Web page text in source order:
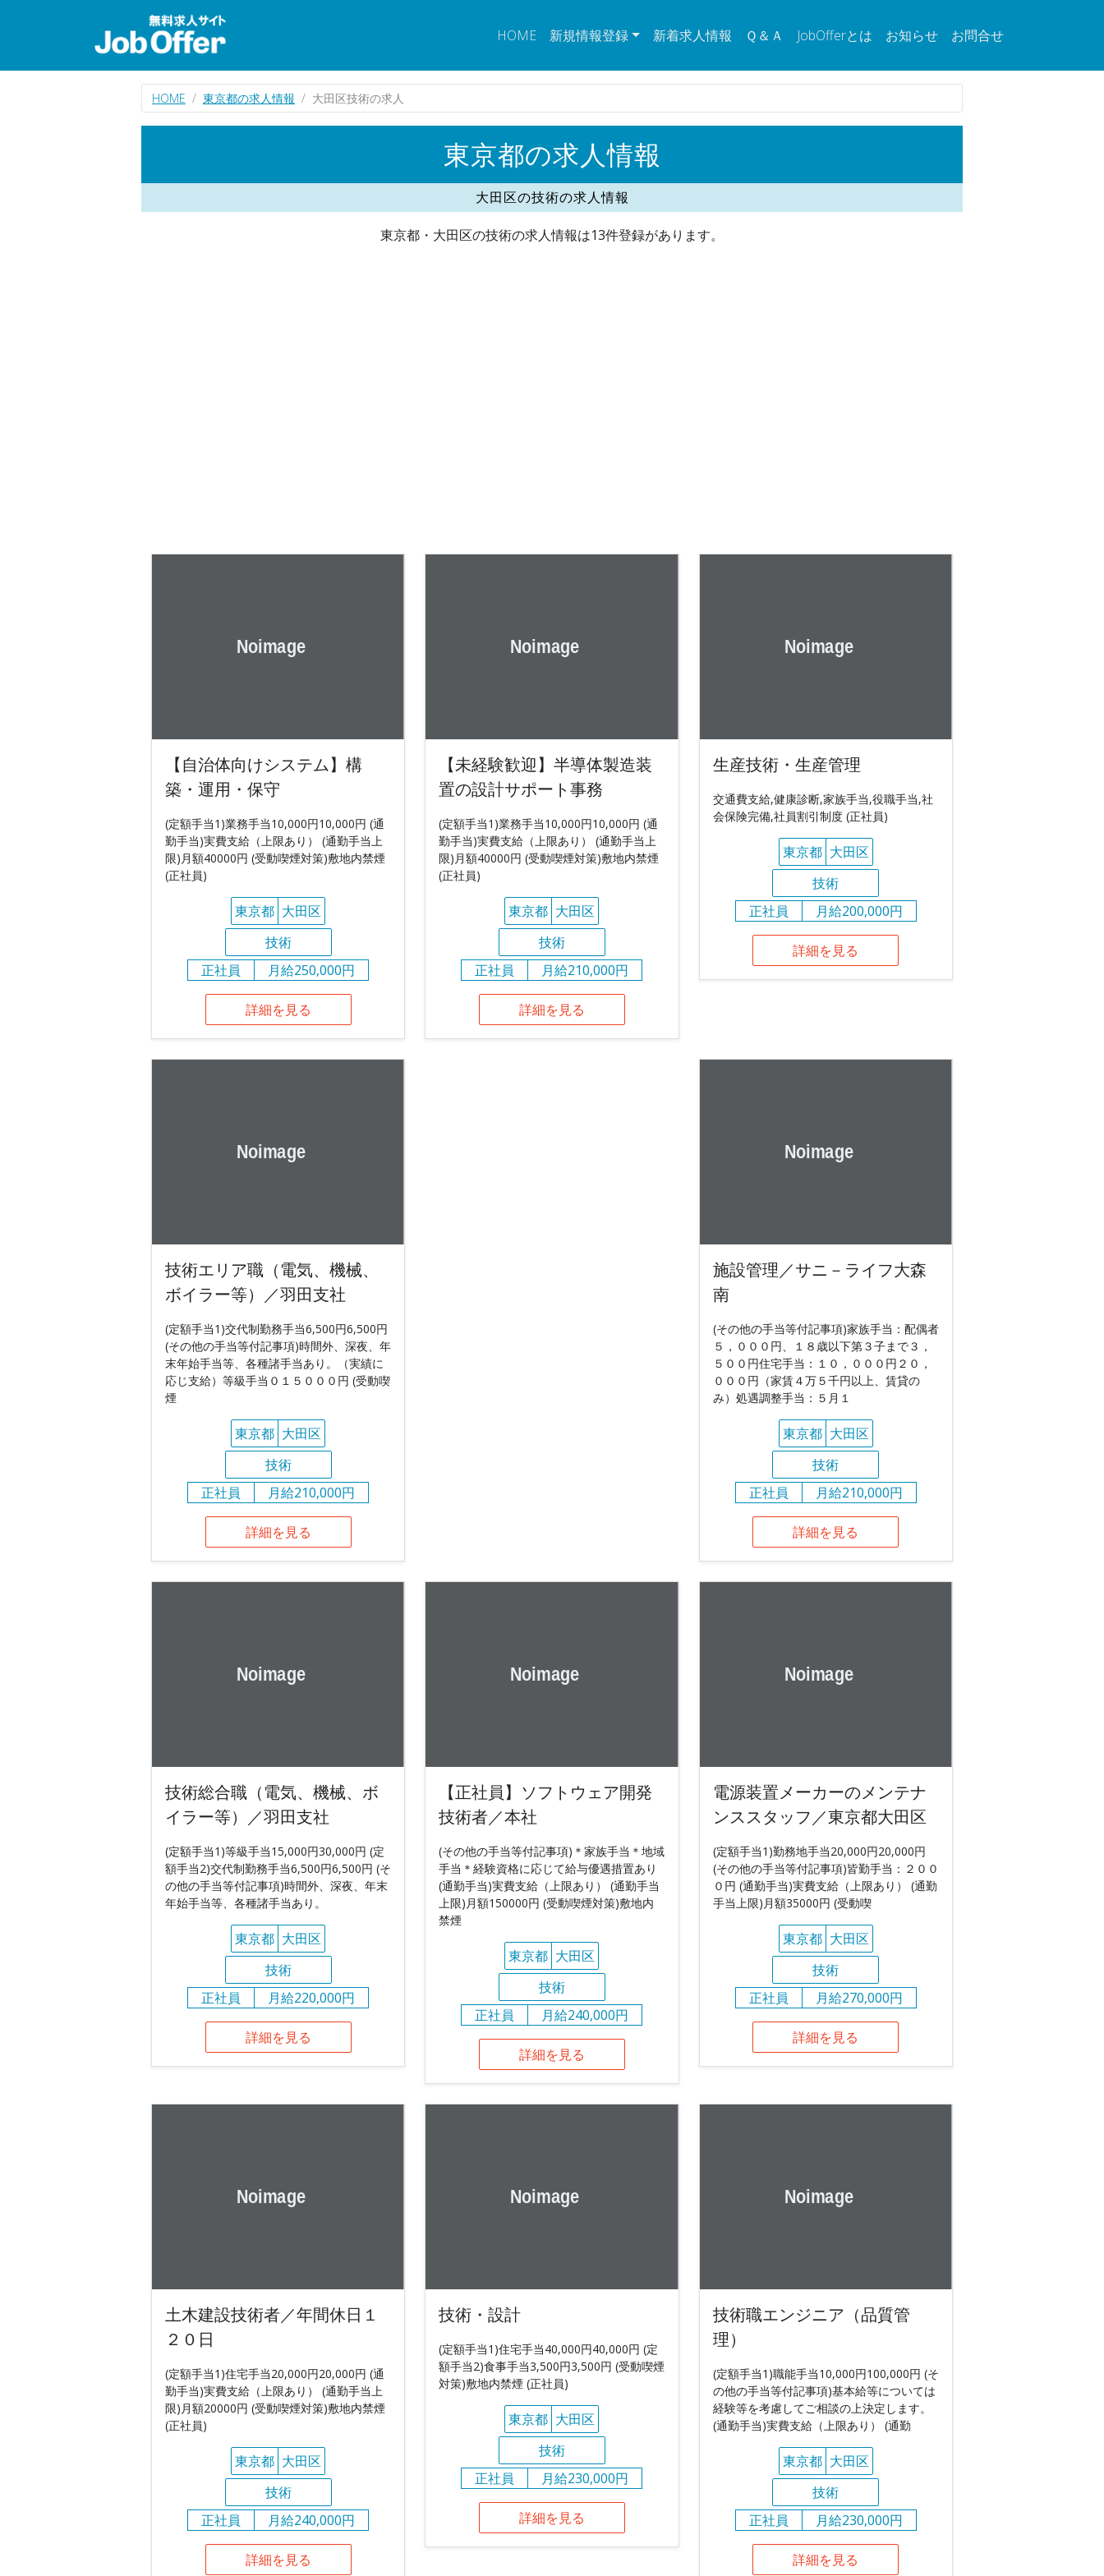
HOME 新規情報登録 新着求人情報 Ｑ＆Ａ JobOfferとは お知らせ お問合せ
HOME 東京都の求人情報 大田区技術の求人
東京都の求人情報
大田区の技術の求人情報
東京都・大田区の技術の求人情報は13件登録があります。
【自治体向けシステム】構
築・運用・保守
(定額手当1)業務手当10,000円10,000円 (通
勤手当)実費支給（上限あり） (通勤手当上
限)月額40000円 (受動喫煙対策)敷地内禁煙
(正社員)
東京都 大田区
技術
正社員
月給250,000円
詳細を見る
【未経験歓迎】半導体製造装
置の設計サポート事務
(定額手当1)業務手当10,000円10,000円 (通
勤手当)実費支給（上限あり） (通勤手当上
限)月額40000円 (受動喫煙対策)敷地内禁煙
(正社員)
東京都 大田区
技術
正社員
月給210,000円
詳細を見る
生産技術・生産管理
交通費支給,健康診断,家族手当,役職手当,社
会保険完備,社員割引制度 (正社員)
東京都 大田区
技術
正社員
月給200,000円
詳細を見る
技術エリア職（電気、機械、
ボイラー等）／羽田支社
(定額手当1)交代制勤務手当6,500円6,500円
(その他の手当等付記事項)時間外、深夜、年
末年始手当等、各種諸手当あり。（実績に
応じ支給）等級手当０１５０００円 (受動喫
煙
東京都 大田区
技術
正社員
月給210,000円
詳細を見る
施設管理／サニ－ライフ大森
南
(その他の手当等付記事項)家族手当：配偶者
５，０００円、１８歳以下第３子まで３，
５００円住宅手当：１０，０００円２０，
０００円（家賃４万５千円以上、賃貸の
み）処遇調整手当：５月１
東京都 大田区
技術
正社員
月給210,000円
詳細を見る
技術総合職（電気、機械、ボ
イラー等）／羽田支社
(定額手当1)等級手当15,000円30,000円 (定
額手当2)交代制勤務手当6,500円6,500円 (そ
の他の手当等付記事項)時間外、深夜、年末
年始手当等、各種諸手当あり。
東京都 大田区
技術
正社員
月給220,000円
詳細を見る
【正社員】ソフトウェア開発
技術者／本社
(その他の手当等付記事項)＊家族手当＊地域
手当＊経験資格に応じて給与優遇措置あり
(通勤手当)実費支給（上限あり） (通勤手当
上限)月額150000円 (受動喫煙対策)敷地内
禁煙
東京都 大田区
技術
正社員
月給240,000円
詳細を見る
電源装置メーカーのメンテナ
ンススタッフ／東京都大田区
(定額手当1)勤務地手当20,000円20,000円
(その他の手当等付記事項)皆勤手当：２００
０円 (通勤手当)実費支給（上限あり） (通勤
手当上限)月額35000円 (受動喫
東京都 大田区
技術
正社員
月給270,000円
詳細を見る
土木建設技術者／年間休日１
２０日
(定額手当1)住宅手当20,000円20,000円 (通
勤手当)実費支給（上限あり） (通勤手当上
限)月額20000円 (受動喫煙対策)敷地内禁煙
(正社員)
東京都 大田区
技術
正社員
月給240,000円
詳細を見る
技術・設計
(定額手当1)住宅手当40,000円40,000円 (定
額手当2)食事手当3,500円3,500円 (受動喫煙
対策)敷地内禁煙 (正社員)
東京都 大田区
技術
正社員
月給230,000円
詳細を見る
技術職エンジニア（品質管
理）
(定額手当1)職能手当10,000円100,000円 (そ
の他の手当等付記事項)基本給等については
経験等を考慮してご相談の上決定します。
(通勤手当)実費支給（上限あり） (通勤
東京都 大田区
技術
正社員
月給230,000円
詳細を見る